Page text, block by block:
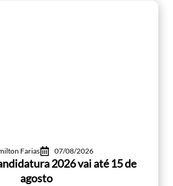
Farias 07/08/2026
2026 vai até 15 de
agosto